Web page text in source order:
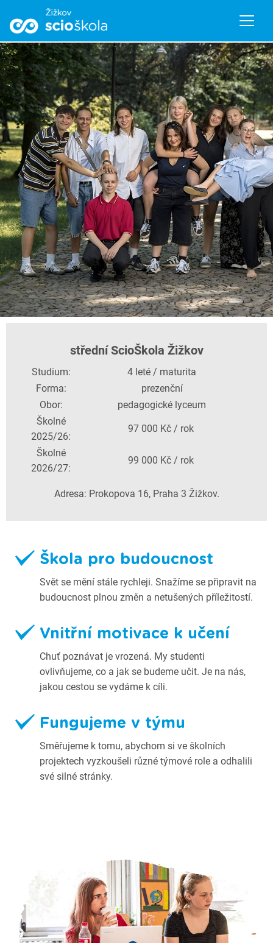
střední ScioŠkola Žižkov
Studium:
4 leté / maturita
Forma:
prezenční
Obor:
pedagogické lyceum
Školné
2025/26:
97 000 Kč / rok
Školné
2026/27:
99 000 Kč / rok
Adresa: Prokopova 16, Praha 3 Žižkov.
Škola pro budoucnost
Svět se mění stále rychleji. Snažíme se připravit na
budoucnost plnou změn a netušených příležitostí.
Vnitřní motivace k učení
Chuť poznávat je vrozená. My studenti
ovlivňujeme, co a jak se budeme učit. Je na nás,
jakou cestou se vydáme k cíli.
Fungujeme v týmu
Směřujeme k tomu, abychom si ve školních
projektech vyzkoušeli různé týmové role a odhalili
své silné stránky.